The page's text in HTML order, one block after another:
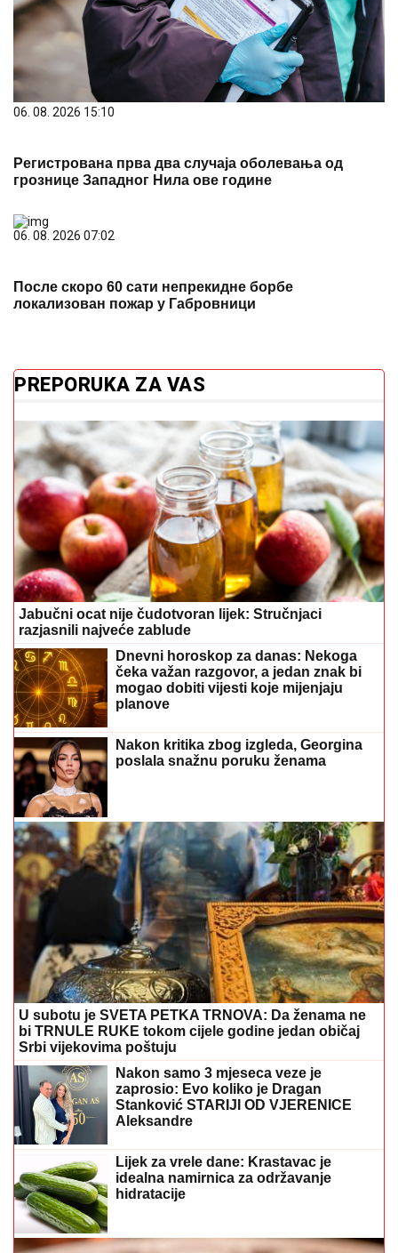
06. 08. 2026 15:10
Регистрована прва два случаја оболевања од
грознице Западног Нила ове године
06. 08. 2026 07:02
После скоро 60 сати непрекидне борбе
локализован пожар у Габровници
PREPORUKA ZA VAS
Jabučni ocat nije čudotvoran lijek: Stručnjaci
razjasnili najveće zablude
Dnevni horoskop za danas: Nekoga
čeka važan razgovor, a jedan znak bi
mogao dobiti vijesti koje mijenjaju
planove
Nakon kritika zbog izgleda, Georgina
poslala snažnu poruku ženama
U subotu je SVETA PETKA TRNOVA: Da ženama ne
bi TRNULE RUKE tokom cijele godine jedan običaj
Srbi vijekovima poštuju
Nakon samo 3 mjeseca veze je
zaprosio: Evo koliko je Dragan
Stanković STARIJI OD VJERENICE
Aleksandre
Lijek za vrele dane: Krastavac je
idealna namirnica za održavanje
hidratacije